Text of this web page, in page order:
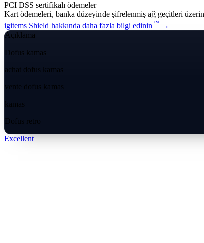
PCI DSS sertifikalı ödemeler
Kart ödemeleri, banka düzeyinde şifrelenmiş ağ geçitleri
igitems Shield hakkında daha fazla bilgi edinin™ →
Açıklama
Dofus kamas
achat dofus kamas
vente dofus kamas
kamas
Dofus retro
Excellent